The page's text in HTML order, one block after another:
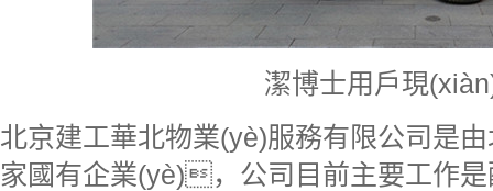
潔博士用戶現
北京建工華北物業(yè)服務有限公司是
家國有企業(yè)，公司目前主要工作